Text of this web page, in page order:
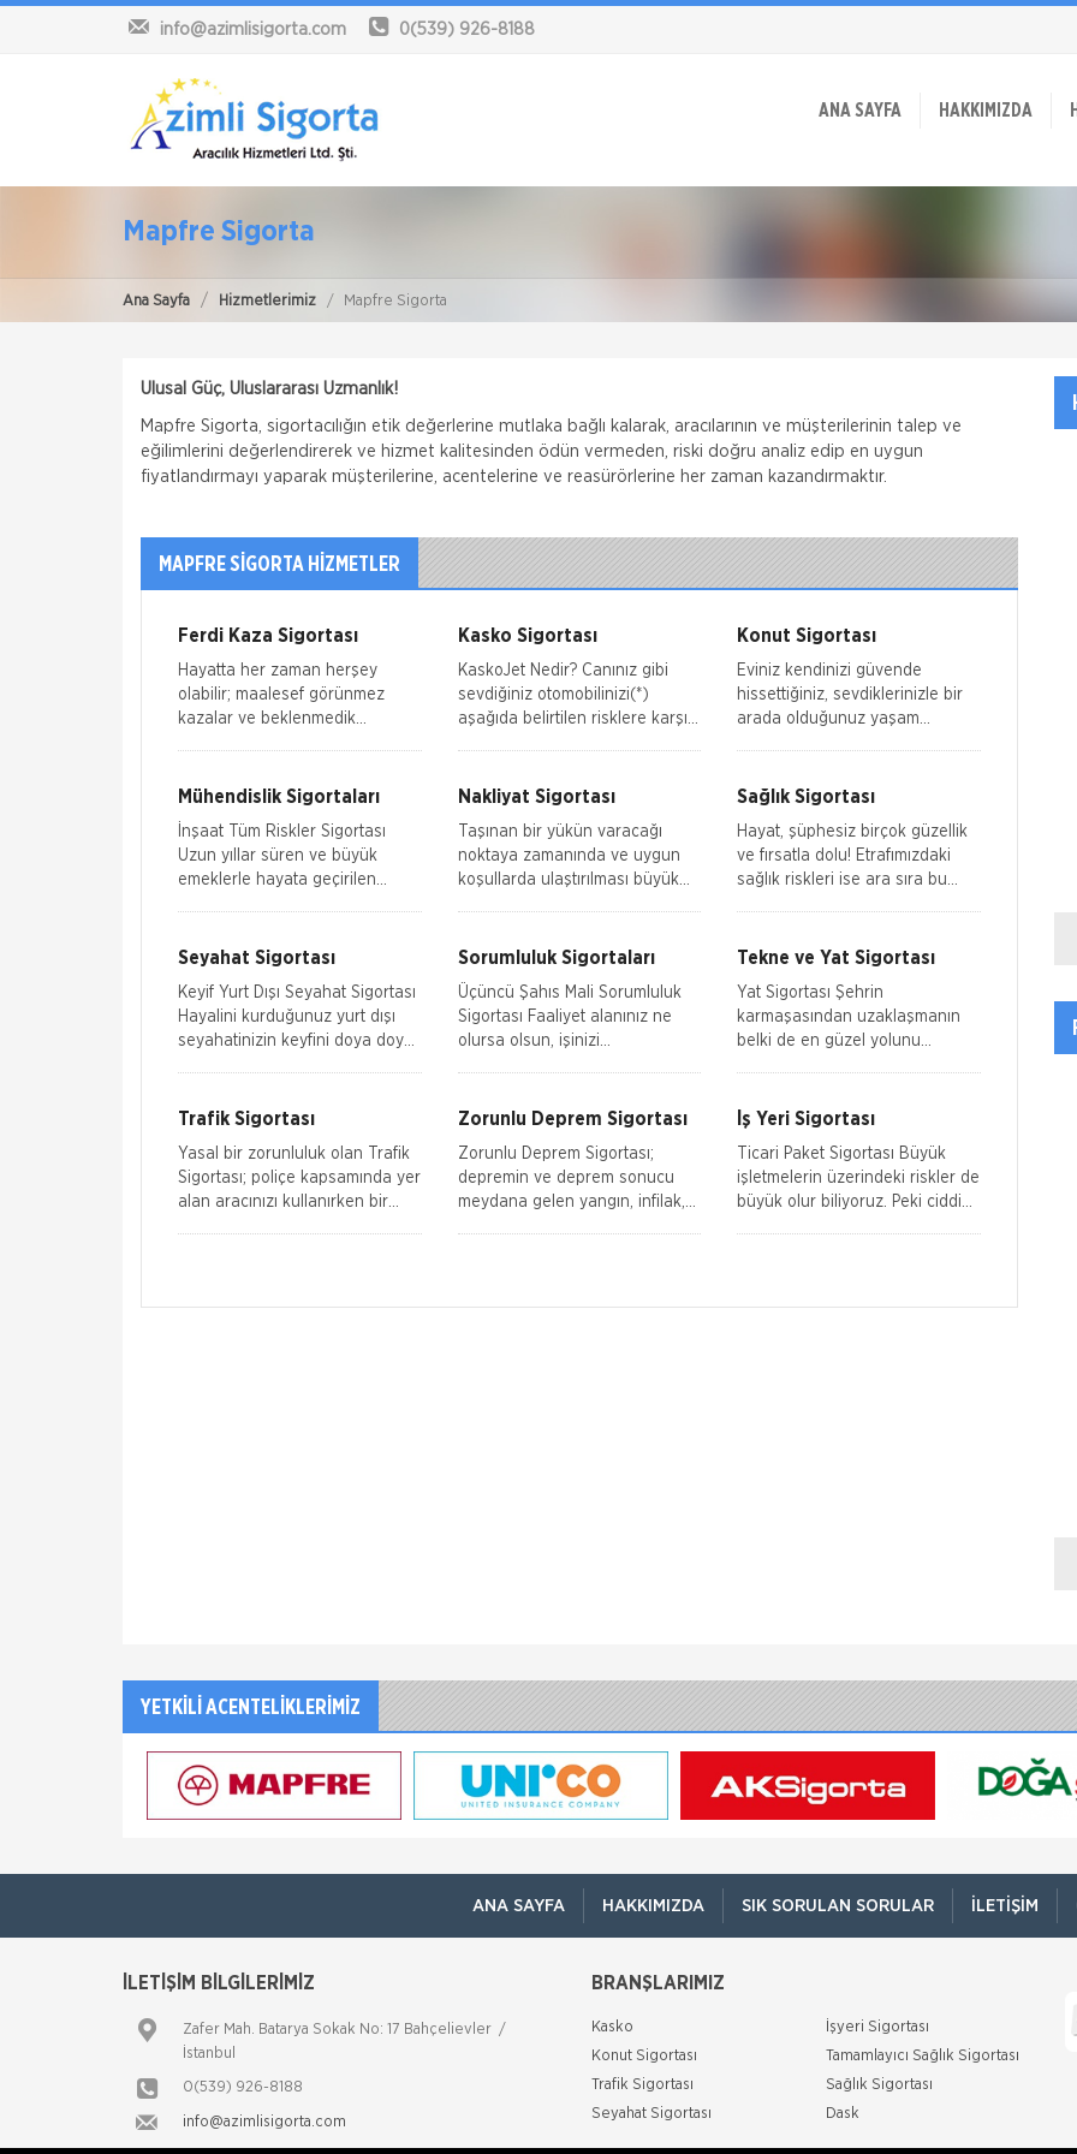
info@azimlisigorta.com 0(539) 926-8188
ANA SAYFA HAKKIMIZDA
Mapfre Sigorta
Ana Sayfa Hizmetlerimiz Mapfre Sigorta
Ulusal Güç, Uluslararası Uzmanlık!
Mapfre Sigorta, sigortacılığın etik değerlerine mutlaka bağlı kalarak, aracılarının ve müşterilerinin talep ve
eğilimlerini değerlendirerek ve hizmet kalitesinden ödün vermeden, riski doğru analiz edip en uygun
fiyatlandırmayı yaparak müşterilerine, acentelerine ve reasürörlerine her zaman kazandırmaktır.
MAPFRE SIGORTA HİZMETLER
Ferdi Kaza Sigortası
Hayatta her zaman herşey
olabilir; maalesef görünmez
kazalar ve beklenmedik
en azından işin maddi boyutu
Kasko Sigortası
KaskoJet Nedir? Canınız gibi
sevdiğiniz otomobilinizi(*)
aşağıda belirtilen risklere karşı
hasar onarımlarını
Konut Sigortası
Eviniz kendinizi güvende
hissettiğiniz, sevdiklerinizle bir
arada olduğunuz yaşam
yatırım… Peki bu ö
Mühendislik Sigortaları
İnşaat Tüm Riskler Sigortası
Uzun yıllar süren ve büyük
emeklerle hayata geçirilen
ris
Nakliyat Sigortası
Taşınan bir yükün varacağı
noktaya zamanında ve uygun
koşullarda ulaştırılması büyük
meydana gelebilecek olumsuz
Sağlık Sigortası
Hayat, şüphesiz birçok güzellik
ve fırsatla dolu! Etrafımızdaki
sağlık riskleri ise ara sıra bu
Seyahat Sigortası
Keyif Yurt Dışı Seyahat Sigortası
Hayalini kurduğunuz yurt dışı
seyahatinizin keyfini doya doya
misiniz? Cevabı
Sorumluluk Sigortaları
Üçüncü Şahıs Mali Sorumluluk
Sigortası Faaliyet alanınız ne
olursa olsun, işinizi
zarar ver
Tekne ve Yat Sigortası
Yat Sigortası Şehrin
karmaşasından uzaklaşmanın
belki de en güzel yolunu
ç�
Trafik Sigortası
Yasal bir zorunluluk olan Trafik
Sigortası; poliçe kapsamında yer
alan aracınızı kullanırken bir
Zorunlu Deprem Sigortası
Zorunlu Deprem Sigortası;
depremin ve deprem sonucu
meydana gelen yangın, infilak,
İş Yeri Sigortası
Ticari Paket Sigortası Büyük
işletmelerin üzerindeki riskler de
büyük olur biliyoruz. Peki ciddi
YETKİLİ ACENTELİKLERİMİZ
ANA SAYFA HAKKIMIZDA SIK SORULAN SORULAR İLETIŞIM
İLETİŞİM BİLGİLERİMİZ
Zafer Mah. Batarya Sokak No: 17 Bahçelievler /
İstanbul
0(539) 926-8188
info@azimlisigorta.com
BRANŞLARIMIZ
Kasko
İşyeri Sigortası
Konut Sigortası
Tamamlayıcı Sağlık Sigortası
Trafik Sigortası
Sağlık Sigortası
Seyahat Sigortası
Dask